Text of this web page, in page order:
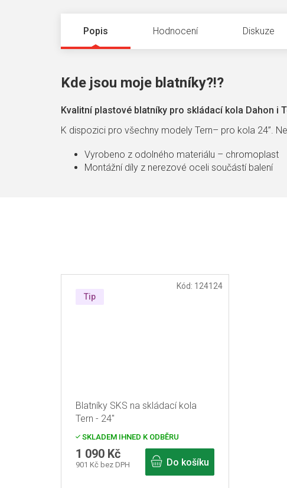
Popis Hodnocení Diskuze
Kde jsou moje blatníky?!?
Kvalitní plastové blatníky pro skládací kola Dahon i
K dispozici pro všechny modely Tern– pro kola 24”.
Vyrobeno z odolného materiálu – chromoplast
Montážní díly z nerezové oceli součástí balení
Tip
Blatníky SKS na skládací kola
Tern - 24"
SKLADEM IHNED K ODBĚRU
901 Kč bez DPH
1 090 Kč
Do košíku
Kód: 124124